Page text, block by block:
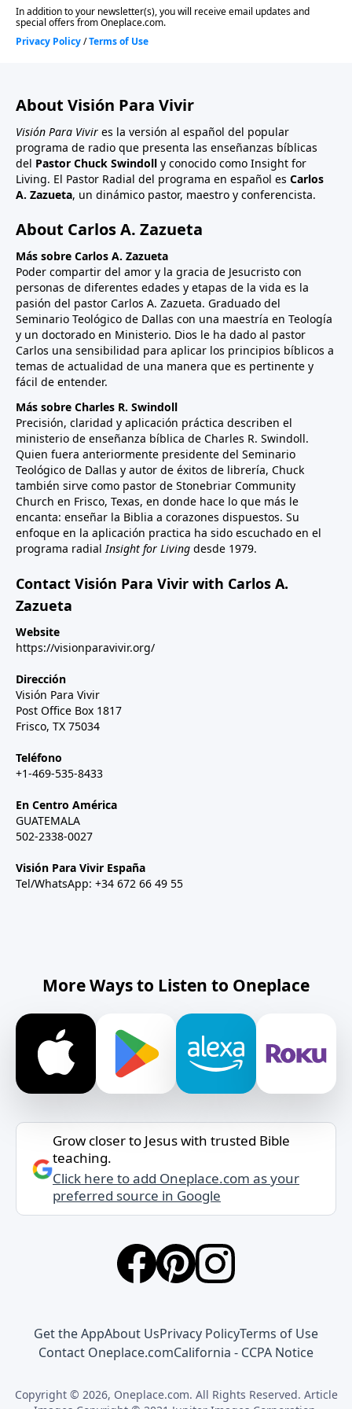
About Visión Para Vivir
Visión Para Vivir es la versión al español del popular
programa de radio que presenta las enseñanzas bíblicas
del Pastor Chuck Swindoll y conocido como Insight for
Living. El Pastor Radial del programa en español es Carlos
A. Zazueta, un dinámico pastor, maestro y conferencista.
About Carlos A. Zazueta
Más sobre Carlos A. Zazueta
Poder compartir del amor y la gracia de Jesucristo con
personas de diferentes edades y etapas de la vida es la
pasión del pastor Carlos A. Zazueta. Graduado del
Seminario Teológico de Dallas con una maestría en Teología
y un doctorado en Ministerio. Dios le ha dado al pastor
Carlos una sensibilidad para aplicar los principios bíblicos a
temas de actualidad de una manera que es pertinente y
fácil de entender.
Más sobre Charles R. Swindoll
Precisión, claridad y aplicación práctica describen el
ministerio de enseñanza bíblica de Charles R. Swindoll.
Quien fuera anteriormente presidente del Seminario
Teológico de Dallas y autor de éxitos de librería, Chuck
también sirve como pastor de Stonebriar Community
Church en Frisco, Texas, en donde hace lo que más le
encanta: enseñar la Biblia a corazones dispuestos. Su
enfoque en la aplicación practica ha sido escuchado en el
programa radialInsight for Living desde 1979.
Contact Visión Para Vivir with Carlos A.
Zazueta
Website
https://visionparavivir.org/
Dirección
Visión Para Vivir
Post Office Box 1817
Frisco, TX 75034
Teléfono
+1-469-535-8433
En Centro América
GUATEMALA
502-2338-0027
Visión Para Vivir España
Tel/WhatsApp: +34 672 66 49 55
More Ways to Listen to Oneplace
Grow closer to Jesus with trusted Bible
teaching.
Click here to add Oneplace.com as your
preferred source in Google
Get the AppAbout UsPrivacy PolicyTerms of Use
Contact Oneplace.comCalifornia - CCPA Notice
Copyright © 2026, Oneplace.com. All Rights Reserved. Article